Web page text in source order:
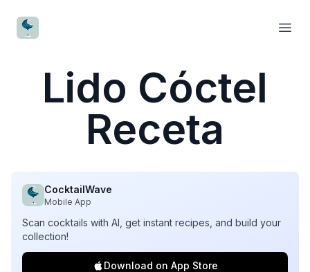
CocktailWave
Lido Cóctel
Receta
CocktailWave
Mobile App
Scan cocktails with AI, get instant recipes, and build your
collection!
Download on App Store